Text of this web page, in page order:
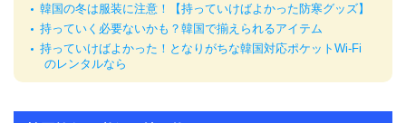
韓国の冬は服装に注意！【持っていけばよかった防寒グッズ】
持っていく必要ないかも？韓国で揃えられるアイテム
持っていけばよかった！となりがちな韓国対応ポケットWi-Fi
のレンタルなら